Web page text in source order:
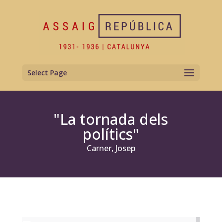
Select Page
"La tornada dels
polítics"
Carner, Josep